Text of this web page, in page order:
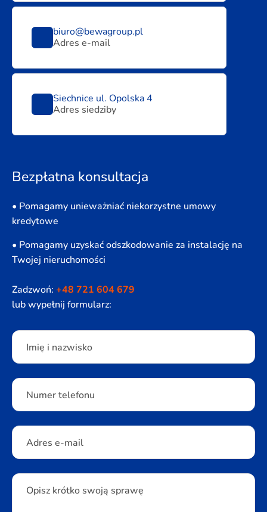
biuro@bewagroup.pl
Adres e-mail
Siechnice ul. Opolska 4
Adres siedziby
Bezpłatna konsultacja
• Pomagamy unieważniać niekorzystne umowy
kredytowe
• Pomagamy uzyskać odszkodowanie za instalację na
Twojej nieruchomości
Zadzwoń: +48 721 604 679
lub wypełnij formularz:
Please leave this field empty.
Imię i nazwisko
Numer telefonu
Adres e-mail
Opisz krótko swoją sprawę